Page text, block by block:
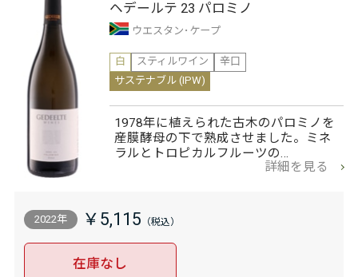
ヘデールテ 23 パロミノ
ウエスタン･ケープ
白
スティルワイン
辛口
サステナブル (IPW)
1978年に植えられた古木のパロミノを
産膜酵母の下で熟成させました。ミネ
ラルとトロピカルフルーツの…
詳細を見る
2022年 ￥5,115
在庫なし